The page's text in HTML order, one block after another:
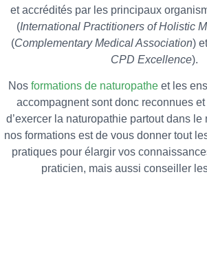
et accrédités par les principaux
(International Practitioners of Holistic
(Complementary Medical Association)
CPD Excellence).
Nos formations de naturopathe et les
accompagnent sont donc reconnues
d’exercer la naturopathie partout dans le
nos formations est de vous donner tout
pratiques pour élargir vos
praticien, mais aussi conseiller